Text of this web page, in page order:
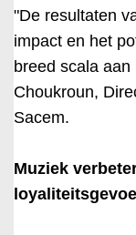
"De resultaten
impact en het
breed scala
Choukroun,
Sacem.
Muziek